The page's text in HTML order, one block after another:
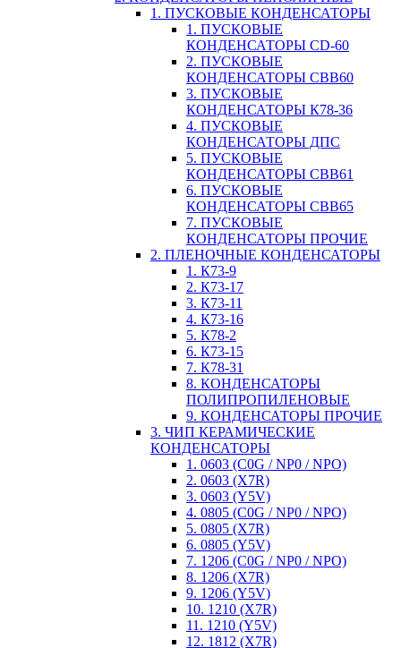
1. ПУСКОВЫЕ КОНДЕНСАТОРЫ
1. ПУСКОВЫЕ
КОНДЕНСАТОРЫ CD-60
2. ПУСКОВЫЕ
КОНДЕНСАТОРЫ CBB60
3. ПУСКОВЫЕ
КОНДЕНСАТОРЫ К78-36
4. ПУСКОВЫЕ
КОНДЕНСАТОРЫ ДПС
5. ПУСКОВЫЕ
КОНДЕНСАТОРЫ CBB61
6. ПУСКОВЫЕ
КОНДЕНСАТОРЫ CBB65
7. ПУСКОВЫЕ
КОНДЕНСАТОРЫ ПРОЧИЕ
2. ПЛЕНОЧНЫЕ КОНДЕНСАТОРЫ
1. К73-9
2. К73-17
3. К73-11
4. К73-16
5. К78-2
6. К73-15
7. К78-31
8. КОНДЕНСАТОРЫ
ПОЛИПРОПИЛЕНОВЫЕ
9. КОНДЕНСАТОРЫ ПРОЧИЕ
3. ЧИП КЕРАМИЧЕСКИЕ
КОНДЕНСАТОРЫ
1. 0603 (C0G / NP0 / NPO)
2. 0603 (X7R)
3. 0603 (Y5V)
4. 0805 (C0G / NP0 / NPO)
5. 0805 (X7R)
6. 0805 (Y5V)
7. 1206 (C0G / NP0 / NPO)
8. 1206 (X7R)
9. 1206 (Y5V)
10. 1210 (X7R)
11. 1210 (Y5V)
12. 1812 (X7R)